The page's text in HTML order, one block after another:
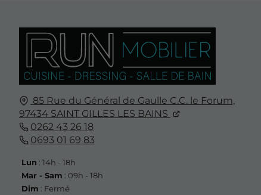
85 Rue du Général de Gaulle C.C. le Forum,
97434 SAINT GILLES LES BAINS
0262 43 26 18
0693 01 69 83
Lun : 14h - 18h
Mar - Sam : 09h - 18h
Dim : Fermé